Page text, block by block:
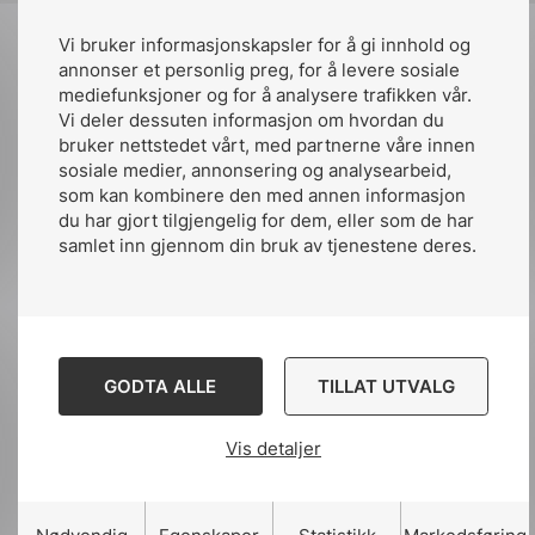
Vi bruker informasjonskapsler for å gi innhold og
annonser et personlig preg, for å levere sosiale
mediefunksjoner og for å analysere trafikken vår.
Vi deler dessuten informasjon om hvordan du
bruker nettstedet vårt, med partnerne våre innen
sosiale medier, annonsering og analysearbeid,
som kan kombinere den med annen informasjon
du har gjort tilgjengelig for dem, eller som de har
samlet inn gjennom din bruk av tjenestene deres.
GODTA ALLE TILLAT UTVALG
Vis detaljer
vil være et viktig verktøy i å overføre
kompetanse til personell, som har ansvar for
å kartlegge og risikovurdere ikke-elektriske
utstyr.
Finansiert av myndighetene
Arbeidet med veilederen er finansiert av
til 6. oktober 2023.
-Vi er ikke helt sikre på når veilederen er
100% ferdig, men trolig i løpet av første
det arbeidet som må gjennomføres etter at